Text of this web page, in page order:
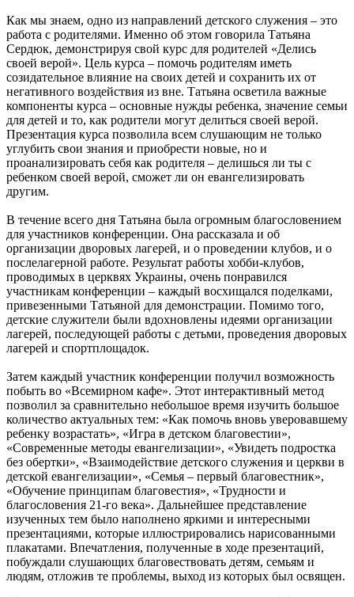
Как мы знаем, одно из направлений детского служения – это
работа с родителями. Именно об этом говорила Татьяна
Сердюк, демонстрируя свой курс для родителей «Делись
своей верой». Цель курса – помочь родителям иметь
созидательное влияние на своих детей и сохранить их от
негативного воздействия из вне. Татьяна осветила важные
компоненты курса – основные нужды ребенка, значение семьи
для детей и то, как родители могут делиться своей верой.
Презентация курса позволила всем слушающим не только
углубить свои знания и приобрести новые, но и
проанализировать себя как родителя – делишься ли ты с
ребенком своей верой, сможет ли он евангелизировать
другим.
В течение всего дня Татьяна была огромным благословением
для участников конференции. Она рассказала и об
организации дворовых лагерей, и о проведении клубов, и о
послелагерной работе. Результат работы хобби-клубов,
проводимых в церквях Украины, очень понравился
участникам конференции – каждый восхищался поделками,
привезенными Татьяной для демонстрации. Помимо того,
детские служители были вдохновлены идеями организации
лагерей, последующей работы с детьми, проведения дворовых
лагерей и спортплощадок.
Затем каждый участник конференции получил возможность
побыть во «Всемирном кафе». Этот интерактивный метод
позволил за сравнительно небольшое время изучить большое
количество актуальных тем: «Как помочь вновь уверовавшему
ребенку возрастать», «Игра в детском благовестии»,
«Современные методы евангелизации», «Увидеть подростка
без обертки», «Взаимодействие детского служения и церкви в
детской евангелизации», «Семья – первый благовестник»,
«Обучение принципам благовестия», «Трудности и
благословения 21-го века». Дальнейшее представление
изученных тем было наполнено яркими и интересными
презентациями, которые иллюстрировались нарисованными
плакатами. Впечатления, полученные в ходе презентаций,
побуждали слушающих благовествовать детям, семьям и
людям, отложив те проблемы, выход из которых был освящен.